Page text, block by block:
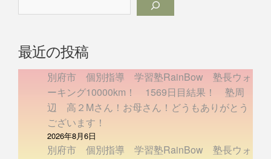
最近の投稿
別府市 個別指導 学習塾RainBow 塾長ウォ
ーキング10000km！ 1569日目結果！ 塾周
辺 高２Mさん！お母さん！どうもありがとう
ございます！
2026年8月6日
別府市 個別指導 学習塾RainBow 塾長ウォ